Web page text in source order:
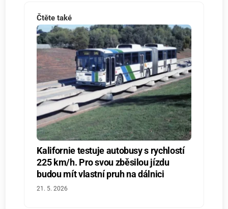
Čtěte také
Kalifornie testuje autobusy s rychlostí
225 km/h. Pro svou zběsilou jízdu
budou mít vlastní pruh na dálnici
21. 5. 2026